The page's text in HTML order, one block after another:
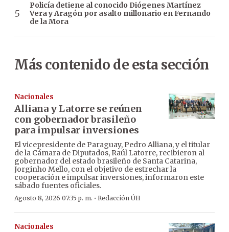
Policía detiene al conocido Diógenes Martínez
Vera y Aragón por asalto millonario en Fernando
de la Mora
Más contenido de esta sección
Nacionales
Alliana y Latorre se reúnen
con gobernador brasileño
para impulsar inversiones
El vicepresidente de Paraguay, Pedro Alliana, y el titular
de la Cámara de Diputados, Raúl Latorre, recibieron al
gobernador del estado brasileño de Santa Catarina,
Jorginho Mello, con el objetivo de estrechar la
cooperación e impulsar inversiones, informaron este
sábado fuentes oficiales.
Agosto 8, 2026 07:35 p. m. · Redacción ÚH
Nacionales